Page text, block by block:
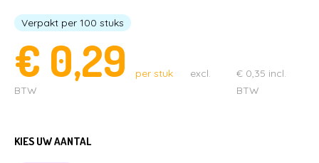
STUITERBALLEN
SPEELGOED & UITDEELCADEAUTJES
PARTIJHANDEL EN SALE
Verpakt per 100 stuks
€ 0,29 per stuk
excl.
BTW
€ 0,35 incl.
BTW
KIES UW AANTAL